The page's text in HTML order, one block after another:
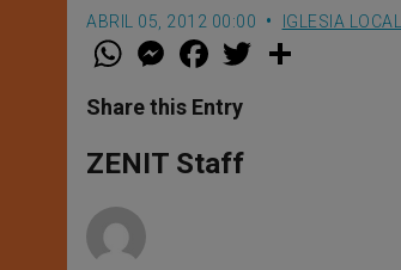
ABRIL 05, 2012 00:00 IGLESIA LOCAL
W
t
s
p
p
M
e
s
e
g
e
F
a
e
b
o
k
w
Share this Entry
ZENIT Staff